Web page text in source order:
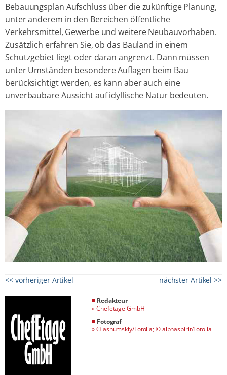
Bebauungsplan Aufschluss über die zukünftige Planung,
unter anderem in den Bereichen öffentliche
Verkehrsmittel, Gewerbe und weitere Neubauvorhaben.
Zusätzlich erfahren Sie, ob das Bauland in einem
Schutzgebiet liegt oder daran angrenzt. Dann müssen
unter Umständen besondere Auflagen beim Bau
berücksichtigt werden, es kann aber auch eine
unverbaubare Aussicht auf idyllische Natur bedeuten.
<< vorheriger Artikel nächster Artikel >>
■ Redakteur
»Chefetage GmbH
■ Fotograf
»© ashumskiy/Fotolia; © alphaspirit/Fotolia